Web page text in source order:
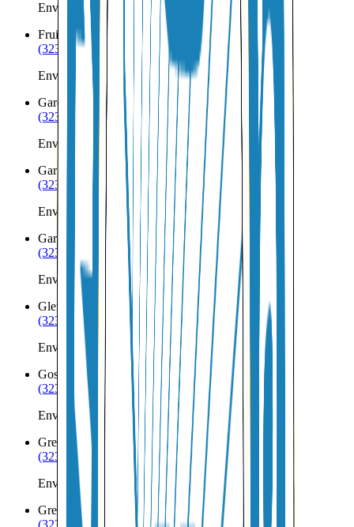
Envíos a Nicaragua desde Fountain Green
Fruitland UT
(323) 953-8100
Envíos a Nicaragua desde Fruitland
Garden City
UT
(323) 953-8100
Envíos a Nicaragua desde Garden City
Garland
UT
(323) 953-8100
Envíos a Nicaragua desde Garland
Garrison
(323) 953-8100
Envíos a Nicaragua desde Garrison
Glendale
(323) 953-8100
Envíos a Nicaragua desde Glendale
Goshen
UT
(323) 953-8100
Envíos a Nicaragua desde Goshen
Green River
(323) 953-8100
Envíos a Nicaragua desde Green River
Greenwich